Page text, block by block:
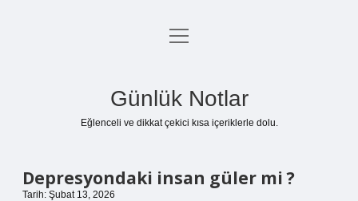
Anasayfa
menüyü
Günlük Notlar
Eğlenceli ve dikkat çekici kısa içeriklerle dolu.
Depresyondaki insan güler mi ?
Tarih: Şubat 13, 2026